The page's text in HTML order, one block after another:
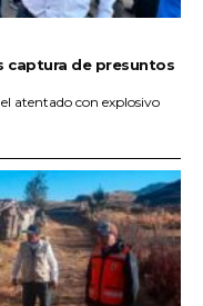
captura de presuntos
atentado con explosivo